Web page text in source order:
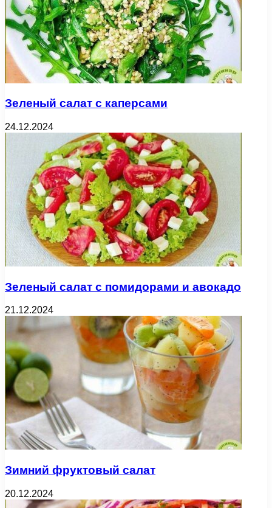
Зеленый салат с каперсами
24.12.2024
Зеленый салат с помидорами и авокадо
21.12.2024
Зимний фруктовый салат
20.12.2024